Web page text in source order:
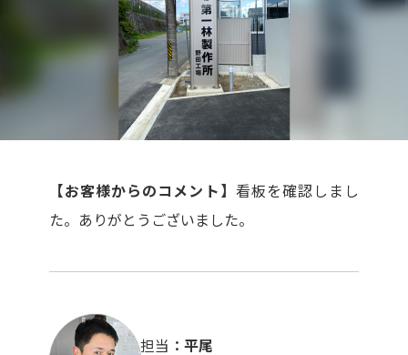
【お客様からのコメント】 看板を確認しまし
た。ありがとうございました。
担当 平尾